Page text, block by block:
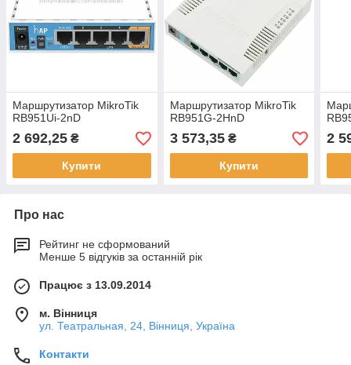
Маршрутизатор MikroTik
RB951Ui-2nD
2 692,25 ₴
Купити
Маршрутизатор MikroTik
RB951G-2HnD
3 573,35₴
Купити
2
Про нас
Рейтинг не сформований
Менше 5 відгуків за останній рік
Працює з 13.09.2014
м. Вінниця
ул. Театральная, 24, Вінниця, Україна
Контакти